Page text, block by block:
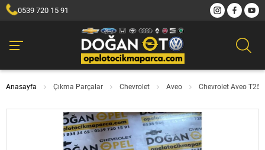
0539 720 15 91
Anasayfa Çıkma Parçalar Chevrolet Aveo Chevrolet Aveo